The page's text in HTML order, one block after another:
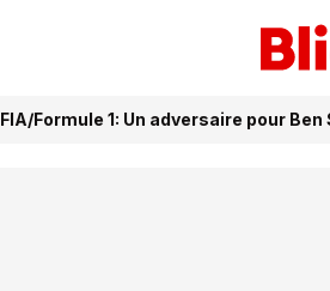
FIA/Formule 1: Un adversaire pour